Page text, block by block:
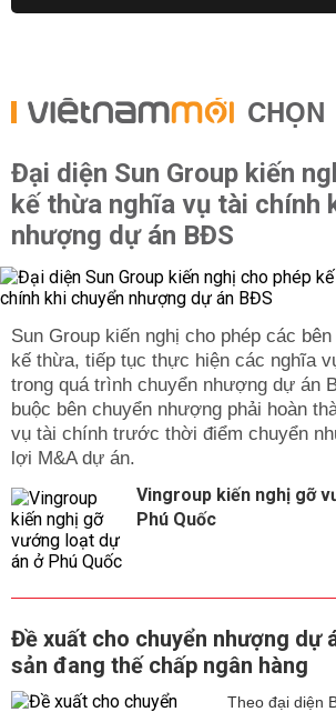
CHỌN
Đại diện Sun Group kiến
kế thừa nghĩa vụ tài chính
nhượng dự án BĐS
Sun Group kiến nghị cho phép các
kế thừa, tiếp tục thực hiện các nghĩa
trong quá trình chuyển nhượng dự án
buộc bên chuyển nhượng phải hoàn
vụ tài chính trước thời điểm chuyển
lợi M&A dự án.
Vingroup kiến nghị gỡ
Phú Quốc
Đề xuất cho chuyển nhượng dự
sản đang thế chấp ngân hàng
Theo đại diện